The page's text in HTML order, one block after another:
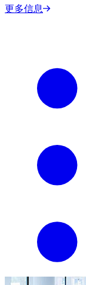
更多信息